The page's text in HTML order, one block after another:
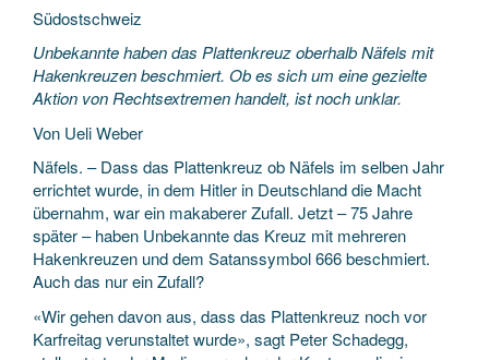
Südostschweiz
Unbekannte haben das Plattenkreuz oberhalb Näfels mit
Hakenkreuzen beschmiert. Ob es sich um eine gezielte
Aktion von Rechtsextremen handelt, ist noch unklar.
Von Ueli Weber
Näfels. – Dass das Plattenkreuz ob Näfels im selbenJahr
errichtet wurde, in dem Hitler in Deutschland die Macht
übernahm, war ein makaberer Zufall. Jetzt – 75 Jahre
später – haben Unbekannte das Kreuz mit mehreren
Hakenkreuzen und dem Satanssymbol 666 beschmiert.
Auch das nur ein Zufall?
«Wir gehen davon aus, dass das Plattenkreuz noch vor
Karfreitag verunstaltet wurde», sagt Peter Schadegg,